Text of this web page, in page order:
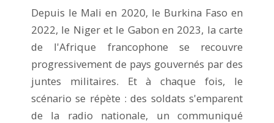
Depuis le Mali en 2020, le Burkina Faso en
2022, le Niger et le Gabon en 2023, la carte
de l'Afrique francophone se recouvre
progressivement de pays gouvernés par des
juntes militaires. Et à chaque fois, le
scénario se répète : des soldats s'emparent
de la radio nationale, un communiqué